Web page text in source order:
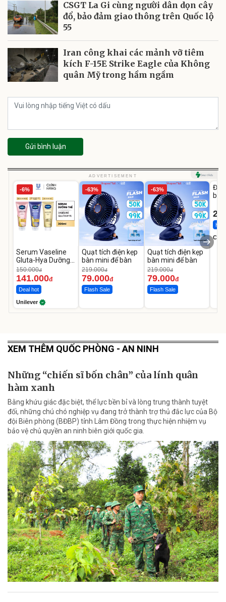
CSGT La Gi cùng người dân dọn cây
đổ, bảo đảm giao thông trên Quốc lộ
55
Iran công khai các mảnh vỡ tiêm
kích F-15E Strike Eagle của Không
quân Mỹ trong hầm ngầm
Gửi bình luận
ADVERTISEMENT
-6%
Serum Vaseline
Gluta-Hya Dưỡng
Da Sáng Mịn Sau 7
Ngày
150.000đ
141.000đ
Deal hot
Unilever
-63%
Quạt tích điện kẹp
bàn mini để bàn
219.000đ
79.000đ
Flash Sale
-63%
Quạt tích điện kẹp
bàn mini để bàn
219.000đ
79.000đ
Flash Sale
Đai
bé
Hot
XEM THÊM QUỐC PHÒNG - AN NINH
Những “chiến sĩ bốn chân” của lính quân
hàm xanh
Bằng khứu giác đặc biệt, thể lực bền bỉ và lòng trung thành tuyệt
đối, những chú chó nghiệp vụ đang trở thành trợ thủ đắc lực của Bộ
đội Biên phòng (BĐBP) tỉnh Lâm Đồng trong thực hiện nhiệm vụ
bảo vệ chủ quyền an ninh biên giới quốc gia.